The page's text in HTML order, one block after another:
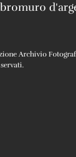
Archivio